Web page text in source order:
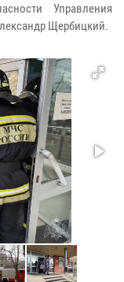
Управления
Щербицкий.